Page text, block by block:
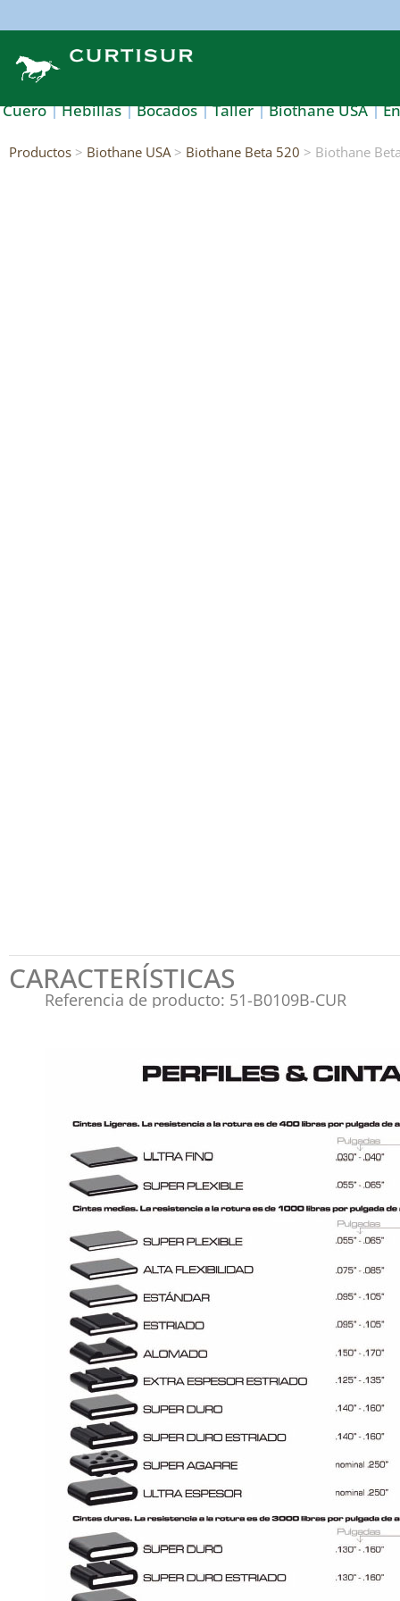
Cuero Hebillas Bocados Taller Biothane USA
Productos > Biothane USA> Biothane Beta 520 > Biothane
CARACTERÍSTICAS
Referencia de producto: 51-B0109B-CUR